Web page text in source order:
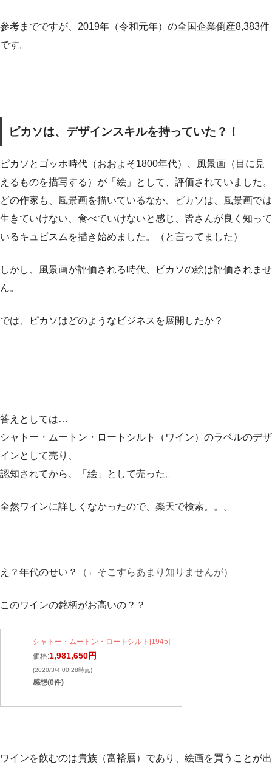
参考までですが、2019年（令和元年）の全国企業倒産8,383件
です。
ピカソは、デザインスキルを持っていた？！
ピカソとゴッホ時代（おおよそ1800年代）、風景画（目に見
えるものを描写する）が「絵」として、評価されていました。
どの作家も、風景画を描いているなか、ピカソは、風景画では
生きていけない、食べていけないと感じ、皆さんが良く知って
いるキュビスムを描き始めました。（と言ってました）
しかし、風景画が評価される時代、ピカソの絵は評価されませ
ん。
では、ピカソはどのようなビジネスを展開したか？
答えとしては…
シャトー・ムートン・ロートシルト（ワイン）のラベルのデザ
インとして売り、
認知されてから、「絵」として売った。
全然ワインに詳しくなかったので、楽天で検索。。。
え？年代のせい？ （←そこすらあまり知りませんが）
このワインの銘柄がお高いの？？
シャトー・ムートン・ロートシルト[1945]
価格:1,981,650円
(2020/3/4 00:28時点)
感想(0件)
ワインを飲むのは貴族（富裕層）であり、絵画を買うことが出